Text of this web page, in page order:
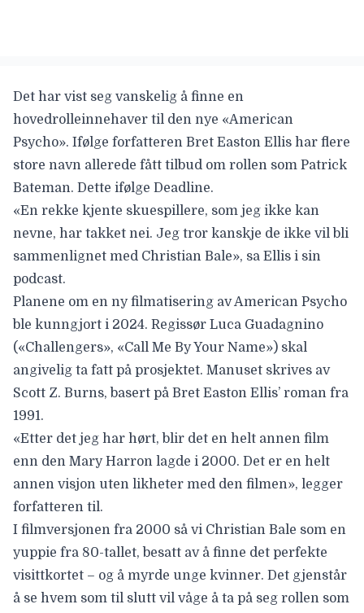
Det har vist seg vanskelig å finne en
hovedrolleinnehaver til den nye «American
Psycho». Ifølge forfatteren Bret Easton Ellis har flere
store navn allerede fått tilbud om rollen som Patrick
Bateman. Dette ifølge Deadline.
«En rekke kjente skuespillere, som jeg ikke kan
nevne, har takket nei. Jeg tror kanskje de ikke vil bli
sammenlignet med Christian Bale», sa Ellis i sin
podcast.
Planene om en ny filmatisering av American Psycho
ble kunngjort i 2024. Regissør Luca Guadagnino
(«Challengers», «Call Me By Your Name») skal
angivelig ta fatt på prosjektet. Manuset skrives av
Scott Z. Burns, basert på Bret Easton Ellis’ roman fra
1991.
«Etter det jeg har hørt, blir det en helt annen film
enn den Mary Harron lagde i 2000. Det er en helt
annen visjon uten likheter med den filmen», legger
forfatteren til.
I filmversjonen fra 2000 så vi Christian Bale som en
yuppie fra 80-tallet, besatt av å finne det perfekte
visittkortet – og å myrde unge kvinner. Det gjenstår
å se hvem som til slutt vil våge å ta på seg rollen som